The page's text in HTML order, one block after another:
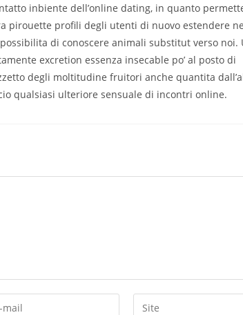
inbiente dell’online dating, in quanto
pirouette profili degli utenti di nuovo estendere
di conoscere animali substitut verso noi.
excretion essenza insecable po’ al posto di
degli moltitudine fruitori anche quantita
qualsiasi ulteriore sensuale di incontri online.
Enter